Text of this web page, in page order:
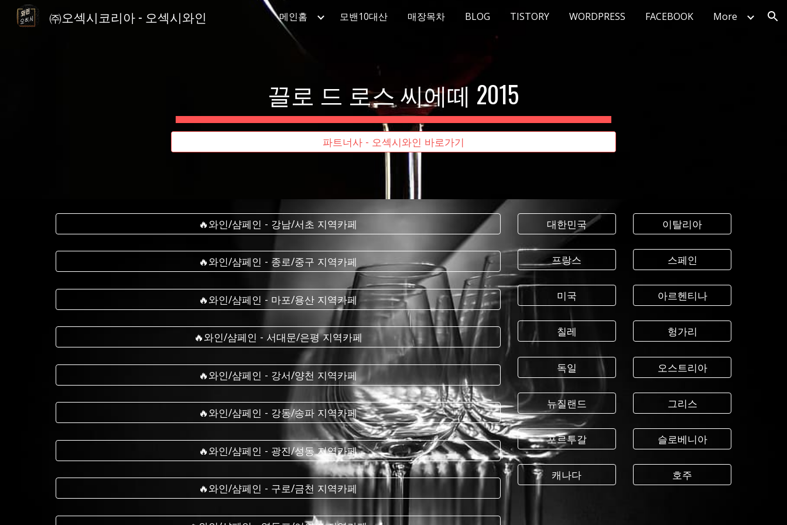
Skip to main content Skip to navigation
㈜오섹시코리아 - 오섹시와인 메인홈 모밴10대산 매장목차 BLOG TISTORY WORDPRESS FACEBOOK More
끌로 드 로스 씨에떼 2015
파트너사 - 오섹시와인 바로가기
🔥와인/샴페인 - 강남/서초 지역카페
🔥와인/샴페인 - 종로/중구 지역카페
🔥와인/샴페인 - 마포/용산 지역카페
🔥와인/샴페인 - 서대문/은평 지역카페
🔥와인/샴페인 - 강서/양천 지역카페
🔥와인/샴페인 - 강동/송파 지역카페
🔥와인/샴페인 - 광진/성동 지역카페
🔥와인/샴페인 - 구로/금천 지역카페
대한민국
프랑스
미국
칠레
독일
뉴질랜드
포르투갈
캐나다
이탈리아
스페인
아르헨티나
헝가리
오스트리아
그리스
슬로베니아
호주